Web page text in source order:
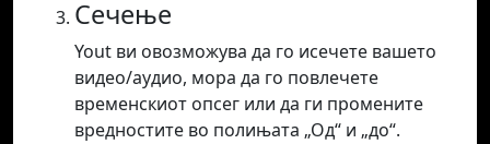
Сечење
Yout ви овозможува да го исечете вашето
видео/аудио, мора да го повлечете
временскиот опсег или да ги промените
вредностите во полињата „Од“ и „до“.